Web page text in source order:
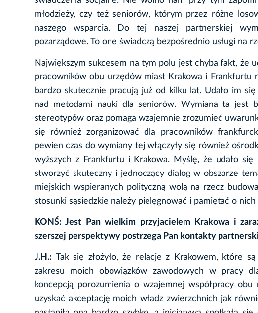
młodzieży, czy też seniorów, którym przez różne
naszego wsparcia. Do tej naszej partnerskiej
pozarządowe. To one świadczą bezpośrednio usługi na
Największym sukcesem na tym polu jest chyba fakt, że
pracowników obu urzędów miast Krakowa i Frankfurtu
bardzo skutecznie pracują już od kilku lat. Udało im
nad metodami nauki dla seniorów. Wymiana ta jest
stereotypów oraz pomaga wzajemnie zrozumieć
się również zorganizować dla pracowników
pewien czas do wymiany tej włączyły się również
wyższych z Frankfurtu i Krakowa. Myślę, że udało
stworzyć skuteczny i jednoczący dialog w obszarze
miejskich wspieranych polityczną wolą na rzecz
stosunki sąsiedzkie należy pielęgnować i pamiętać o
KONŚ: Jest Pan wielkim przyjacielem Krakowa i
szerszej perspektywy postrzega Pan kontakty
J.H.: Tak się złożyło, że relacje z Krakowem, które
zakresu moich obowiązków zawodowych w pracy
koncepcją porozumienia o wzajemnej współpracy
uzyskać akceptację moich władz zwierzchnich jak